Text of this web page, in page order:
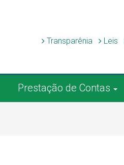
Transparênia Leis
Prestação de Contas